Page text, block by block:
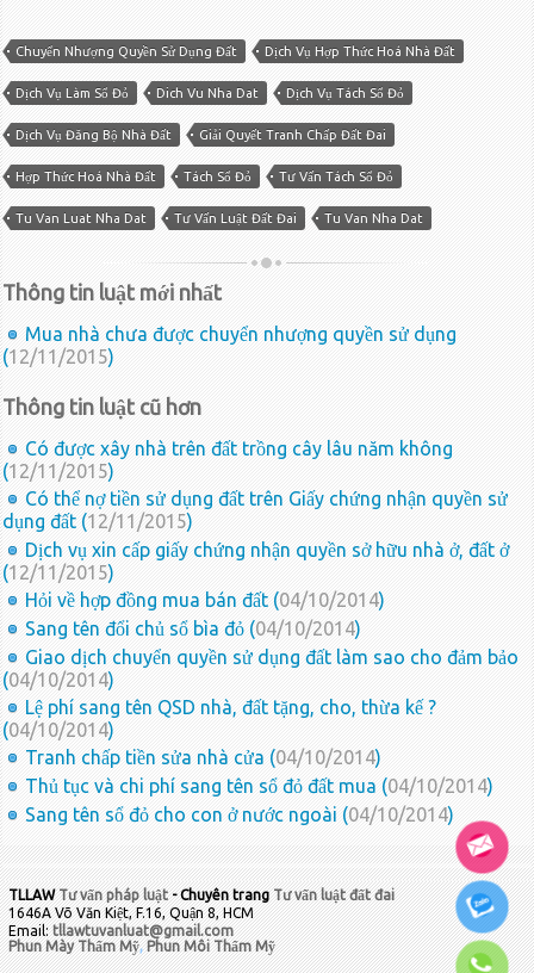
Chuyển Nhượng Quyền Sử Dụng Đất Dịch Vụ Hợp Thức Hoá Nhà Đất
Dịch Vụ Làm Sổ Đỏ Dich Vu Nha Dat Dịch Vụ Tách Sổ Đỏ
Dịch Vụ Đăng Bộ Nhà Đất Giải Quyết Tranh Chấp Đất Đai
Hợp Thức Hoá Nhà Đất Tách Sổ Đỏ Tư Vấn Tách Sổ Đỏ
Tu Van Luat Nha Dat Tư Vấn Luật Đất Đai Tu Van Nha Dat
Thông tin luật mới nhất
Mua nhà chưa được chuyển nhượng quyền sử dụng
(12/11/2015)
Thông tin luật cũ hơn
Có được xây nhà trên đất trồng cây lâu năm không
(12/11/2015)
Có thể nợ tiền sử dụng đất trên Giấy chứng nhận quyền sử
dụng đất (12/11/2015)
Dịch vụ xin cấp giấy chứng nhận quyền sở hữu nhà ở, đất ở
(12/11/2015)
Hỏi về hợp đồng mua bán đất (04/10/2014)
Sang tên đổi chủ sổ bìa đỏ (04/10/2014)
Giao dịch chuyển quyền sử dụng đất làm sao cho đảm bảo
(04/10/2014)
Lệ phí sang tên QSD nhà, đất tặng, cho, thừa kế ?
(04/10/2014)
Tranh chấp tiền sửa nhà cửa (04/10/2014)
Thủ tục và chi phí sang tên sổ đỏ đất mua (04/10/2014)
Sang tên sổ đỏ cho con ở nước ngoài (04/10/2014)
TLLAWTư vấn pháp luật- Chuyên trangTư vấn luật đất đai
1646A Võ Văn Kiệt, F.16, Quận 8, HCM
Email: tllawtuvanluat@gmail.com
Phun Mày Thẩm Mỹ,Phun Môi Thẩm Mỹ